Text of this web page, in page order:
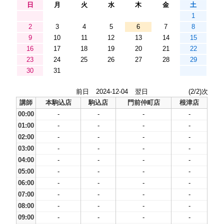
日
月 火 水 木 金
土
1
2
3 4 5 6 7
8
9
10 11 12 13 14
15
16
17 18 19 20 21
22
23
24 25 26 27 28
29
30
31
前日 2024-12-04 翌日
(2/2)次
講師
本駒込店 駒込店 門前仲町店
根津店
00:00
- - -
-
01:00
- - -
-
02:00
- - -
-
03:00
- - -
-
04:00
- - -
-
05:00
- - -
-
06:00
- - -
-
07:00
- - -
-
08:00
- - -
-
09:00
- - -
-